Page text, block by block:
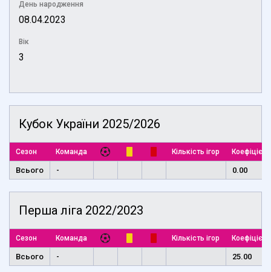
День народження
08.04.2023
Вік
3
Кубок України 2025/2026
Сезон Команда Кількість ігор
Всього - 0.00
Перша ліга 2022/2023
Сезон Команда Кількість ігор
Всього - 25.00